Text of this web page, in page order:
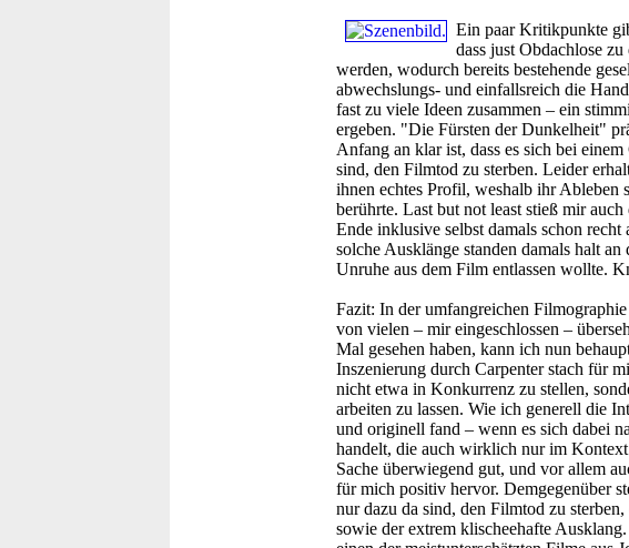
Ein paar Kritikpunkte
dass just Obdachlose
werden, wodurch bereits bestehende
abwechslungs- und einfallsreich die
fast zu viele Ideen zusammen – ein
ergeben. "Die Fürsten der Dunkelheit"
Anfang an klar ist, dass es sich bei
sind, den Filmtod zu sterben. Leider
ihnen echtes Profil, weshalb ihr
berührte. Last but not least stieß mir
Ende inklusive selbst damals schon
solche Ausklänge standen damals halt
Unruhe aus dem Film entlassen wollte.
Fazit: In der umfangreichen
von vielen – mir eingeschlossen –
Mal gesehen haben, kann ich nun
Inszenierung durch Carpenter stach für
nicht etwa in Konkurrenz zu stellen,
arbeiten zu lassen. Wie ich generell die
und originell fand – wenn es sich dabei
handelt, die auch wirklich nur im
Sache überwiegend gut, und vor allem
für mich positiv hervor. Demgegenüber
nur dazu da sind, den Filmtod zu
sowie der extrem klischeehafte